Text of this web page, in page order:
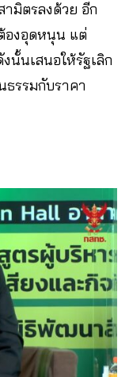
มิตรลงด้วย อีก
องอุดหนุน แต่
นั้นเสนอให้รัฐเลิก
ธรรมกับราคา